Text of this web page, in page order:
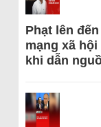
Phạt lên
mạng xã
khi dẫn